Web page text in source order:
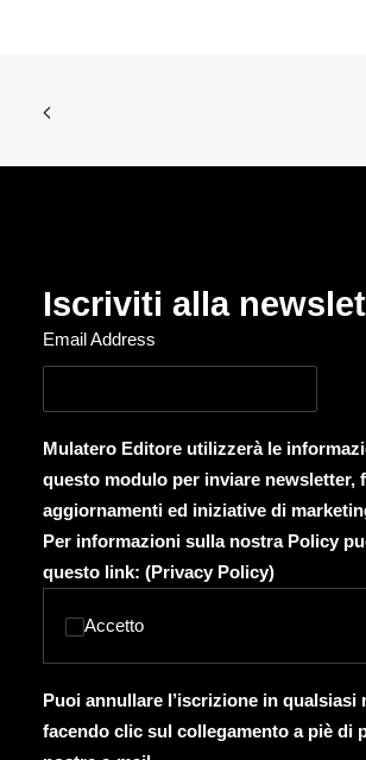
Iscriviti alla
Email Address
Mulatero Editore utilizzerà le
questo modulo per inviare newsletter,
aggiornamenti ed iniziative di
Per informazioni sulla nostra Policy
questo link: (Privacy Policy)
Accetto
Puoi annullare l’iscrizione in qualsiasi
facendo clic sul collegamento a piè di